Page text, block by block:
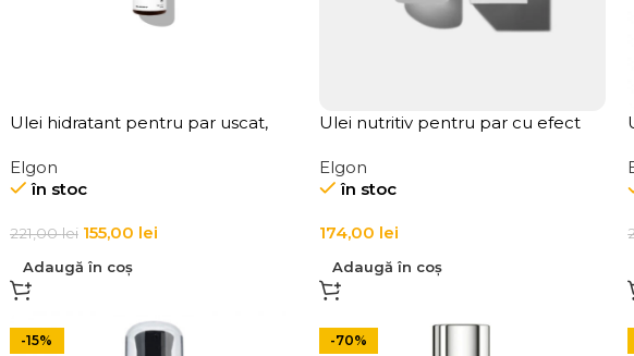
Ulei hidratant pentru par uscat,
Oil
Elgon
în stoc
221,00lei 155,00 lei
Adaugă în coș
Ulei nutritiv pentru par cu efect
Elgon
în stoc
174,00 lei
Adaugă în coș
-15% -70%